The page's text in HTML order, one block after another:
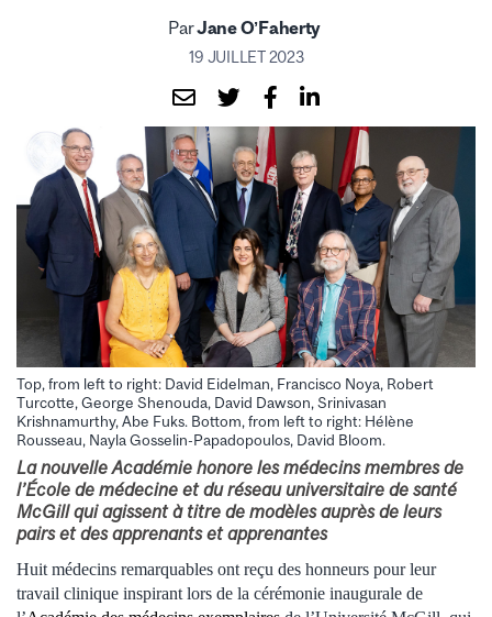
ParJane O’Faherty
19 JUILLET 2023
Top, from left to right: David Eidelman, Francisco Noya, Robert
Turcotte, George Shenouda, David Dawson, Srinivasan
Krishnamurthy, Abe Fuks. Bottom, from left to right: Hélène
Rousseau, Nayla Gosselin-Papadopoulos, David Bloom.
La nouvelle Académie honore les médecins membres de
l’École de médecine et du réseau universitaire de santé
McGill qui agissent à titre de modèles auprès de leurs
pairs et des apprenants et apprenantes
Huit médecins remarquables ont reçu des honneurs pour leur
travail clinique inspirant lors de la cérémonie inaugurale de